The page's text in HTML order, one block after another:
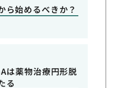
ら始めるべきか？
は薬物治療円形脱
る